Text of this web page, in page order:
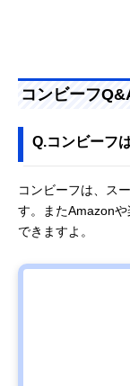
コンビーフ
Q.コンビーフ
コンビーフは、ス
す。またAmazon
できますよ。